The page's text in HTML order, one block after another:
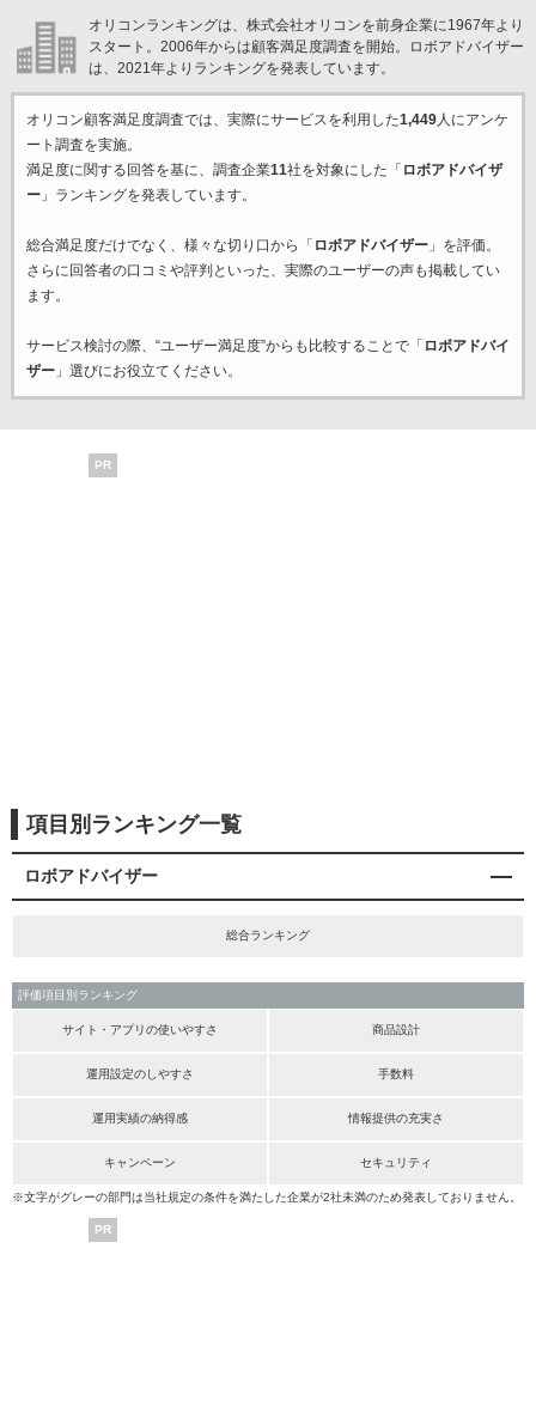
オリコンランキングは、株式会社オリコンを前身企業に1967年より
スタート。2006年からは顧客満足度調査を開始。ロボアドバイザー
は、2021年よりランキングを発表しています。
オリコン顧客満足度調査では、実際にサービスを利用した1,449人にアンケ
ート調査を実施。
満足度に関する回答を基に、調査企業11社を対象にした「 ロボアドバイザ
ー」ランキングを発表しています。
総合満足度だけでなく、様々な切り口から「 ロボアドバイザー」を評価。
さらに回答者の口コミや評判といった、実際のユーザーの声も掲載してい
ます。
サービス検討の際、“ユーザー満足度”からも比較することで「 ロボアドバイ
ザー」選びにお役立てください。
PR
項目別ランキング一覧
ロボアドバイザー
総合ランキング
評価項目別ランキング
サイト・アプリの使いやすさ 商品設計
運用設定のしやすさ 手数料
運用実績の納得感 情報提供の充実さ
キャンペーン セキュリティ
※文字がグレーの部門は当社規定の条件を満たした企業が2社未満のため発表しておりません。
PR